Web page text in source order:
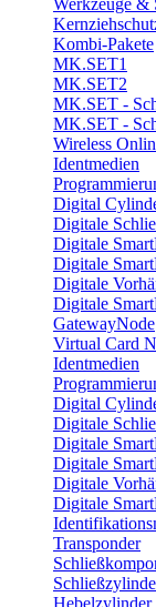
Kombi-Pakete
MK.SET1
MK.SET2
MK.SET -
MK.SET -
Wireless
Identmedien
Digital
Digitale
Digitale
Digitale
Digitale
Digitale
GatewayNode
Virtual Card
Identmedien
Digital
Digitale
Digitale
Digitale
Digitale
Digitale
Transponder
Hebelzylinder